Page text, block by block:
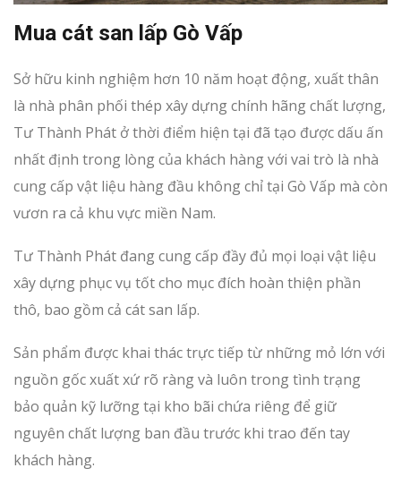
Mua cát san lấp Gò Vấp
Sở hữu kinh nghiệm hơn 10 năm hoạt động, xuất thân
là nhà phân phối thép xây dựng chính hãng chất lượng,
Tư Thành Phát ở thời điểm hiện tại đã tạo được dấu ấn
nhất định trong lòng của khách hàng với vai trò là nhà
cung cấp vật liệu hàng đầu không chỉ tại Gò Vấp mà còn
vươn ra cả khu vực miền Nam.
Tư Thành Phát đang cung cấp đầy đủ mọi loại vật liệu
xây dựng phục vụ tốt cho mục đích hoàn thiện phần
thô, bao gồm cả cát san lấp.
Sản phẩm được khai thác trực tiếp từ những mỏ lớn với
nguồn gốc xuất xứ rõ ràng và luôn trong tình trạng
bảo quản kỹ lưỡng tại kho bãi chứa riêng để giữ
nguyên chất lượng ban đầu trước khi trao đến tay
khách hàng.